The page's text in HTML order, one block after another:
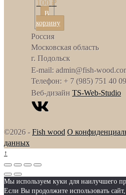
100 ₽
В
корзину
Россия
Московская область
г. Подольск
E-mail: admin@fish-
Телефон: + 7 (985) 751 40 09
Веб-дизайн TS-Web-Studio
©2026 -Fish wood О
данных
↑
Мы используем куки для наилучшего
Если Вы продолжите использовать